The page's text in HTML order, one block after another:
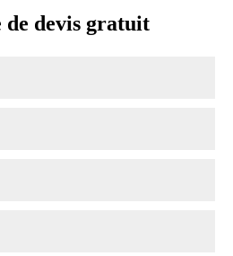
de devis gratuit